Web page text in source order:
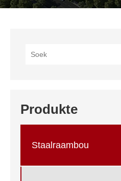
Produkte
Staalraambou